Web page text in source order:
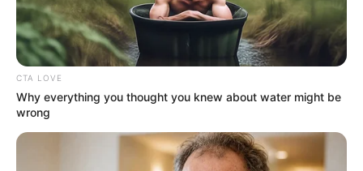
CTA LOVE
Why everything you thought you knew about water might be
wrong